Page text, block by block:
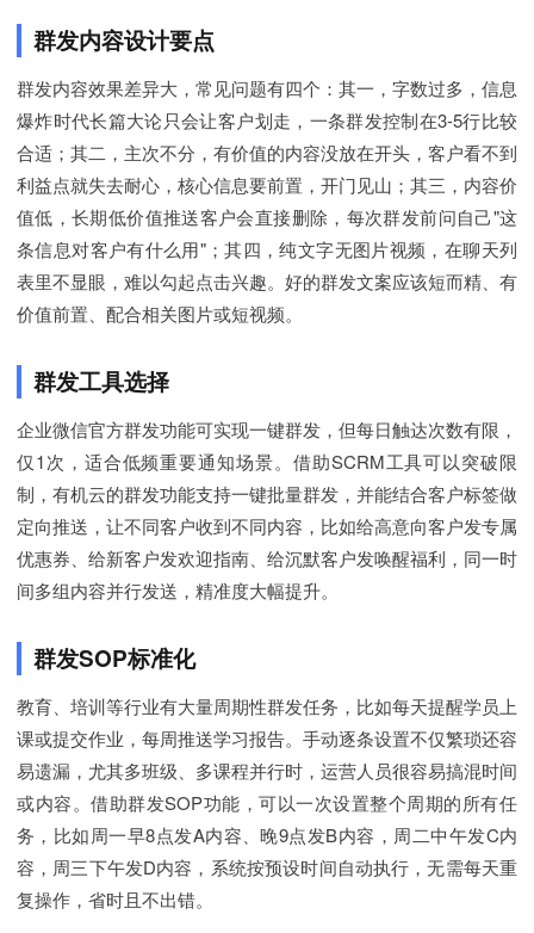
群发内容设计要点
群发内容效果差异大，常见问题有四个：其一，字数过多，信息
爆炸时代长篇大论只会让客户划走，一条群发控制在3-5行比较
合适；其二，主次不分，有价值的内容没放在开头，客户看不到
利益点就失去耐心，核心信息要前置，开门见山；其三，内容价
值低，长期低价值推送客户会直接删除，每次群发前问自己"这
条信息对客户有什么用"；其四，纯文字无图片视频，在聊天列
表里不显眼，难以勾起点击兴趣。好的群发文案应该短而精、有
价值前置、配合相关图片或短视频。
群发工具选择
企业微信官方群发功能可实现一键群发，但每日触达次数有限，
仅1次，适合低频重要通知场景。借助SCRM工具可以突破限
制，有机云的群发功能支持一键批量群发，并能结合客户标签做
定向推送，让不同客户收到不同内容，比如给高意向客户发专属
优惠券、给新客户发欢迎指南、给沉默客户发唤醒福利，同一时
间多组内容并行发送，精准度大幅提升。
群发SOP标准化
教育、培训等行业有大量周期性群发任务，比如每天提醒学员上
课或提交作业，每周推送学习报告。手动逐条设置不仅繁琐还容
易遗漏，尤其多班级、多课程并行时，运营人员很容易搞混时间
或内容。借助群发SOP功能，可以一次设置整个周期的所有任
务，比如周一早8点发A内容、晚9点发B内容，周二中午发C内
容，周三下午发D内容，系统按预设时间自动执行，无需每天重
复操作，省时且不出错。